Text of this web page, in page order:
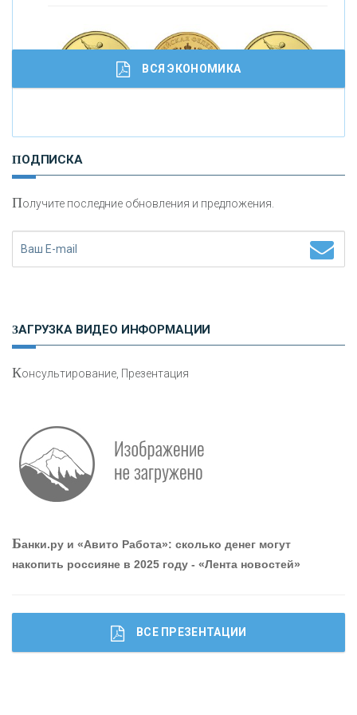
Работа мечты. Что банки делают для того, чтобы
привлечь и удержать персонал - «Интервью»
И
сохранения и увеличения капитала
ВСЯ ЭКОНОМИКА
ПОДПИСКА
Получите последние обновления и предложения.
ЗАГРУЗКА ВИДЕО ИНФОРМАЦИИ
Консультирование, Презентация
Банки.ру и «Авито Работа»: сколько денег могут
накопить россияне в 2025 году - «Лента новостей»
ВСЕ ПРЕЗЕНТАЦИИ